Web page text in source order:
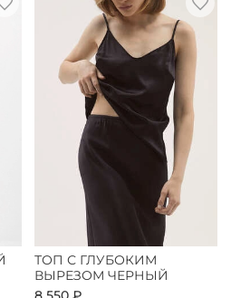
ТОП С ГЛУБОКИМ
ВЫРЕЗОМ ЧЕРНЫЙ